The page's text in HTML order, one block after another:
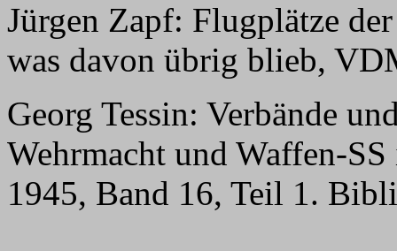
Jürgen Zapf: Flugplätze
was davon übrig blieb,
Georg Tessin: Verbände
Wehrmacht und Waffen-
1945, Band 16, Teil 1.